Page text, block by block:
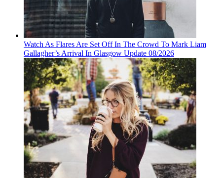
Watch As Flares Are Set Off In The Crowd To Mark Liam
Gallagher’s Arrival In Glasgow Update 08/2026